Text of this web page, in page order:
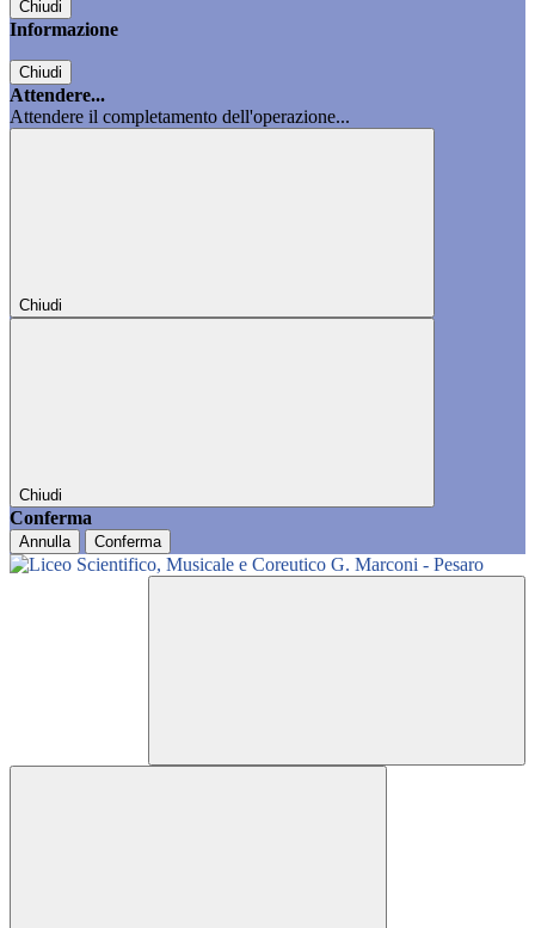
Chiudi
Informazione
Chiudi
Attendere...
Attendere il completamento dell'operazione...
Chiudi
Chiudi
Conferma
Annulla Conferma